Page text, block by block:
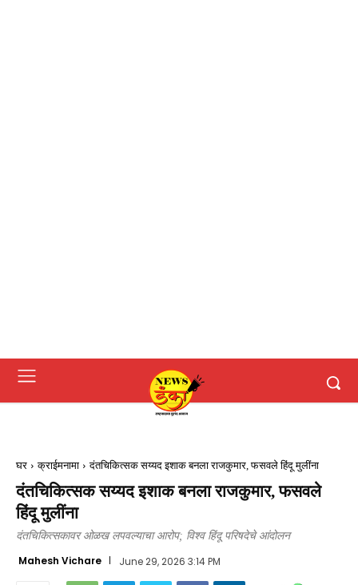
घर क्राईमनामा दंतचिकित्सक सय्यद इशाक बनला राजकुमार, फसवले हिंदू मुलींना
दंतचिकित्सक सय्यद इशाक बनला राजकुमार, फसवले
हिंदू मुलींना
दंतचिकित्सकावर ओळख लपवल्याचा आरोप; विश्व हिंदू परिषदेचे आंदोलन
Mahesh Vichare June 29, 2026 3:14 PM